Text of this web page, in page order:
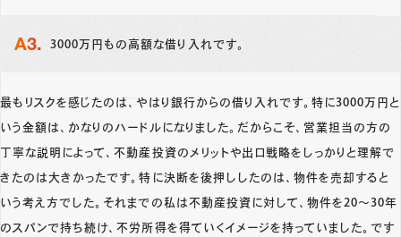
3000万円もの高額な借り入れです。
最もリスクを感じたのは、やはり銀行からの借り入れです。特に3000万円と
いう金額は、かなりのハードルになりました。だからこそ、営業担当の方の
丁寧な説明によって、不動産投資のメリットや出口戦略をしっかりと理解で
きたのは大きかったです。特に決断を後押ししたのは、物件を売却すると
いう考え方でした。それまでの私は不動産投資に対して、物件を20〜30年
のスパンで持ち続け、不労所得を得ていくイメージを持っていました。です